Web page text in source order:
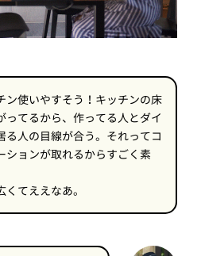
ン使いやすそう！キッチンの床
ってるから、作ってる人とダイ
る人の目線が合う。それってコ
ションが取れるからすごく素
くてええなあ。